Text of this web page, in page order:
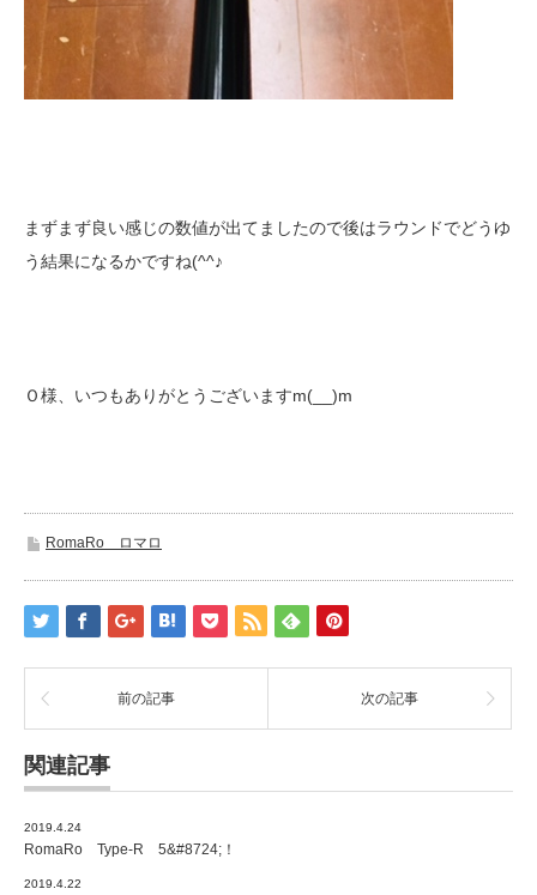
まずまず良い感じの数値が出てましたので後はラウンドでどうゆ
う結果になるかですね(^^♪
Ｏ様、いつもありがとうございますm(__)m
RomaRo ロマロ
前の記事 次の記事
関連記事
2019.4.24
RomaRo Type-R 5&#8724;！
2019.4.22